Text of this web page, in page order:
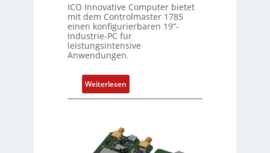
e
m
e
n
e
m
S
p
ICO Innovative Computer bietet
mit dem Controlmaster 1785
einen konfigurierbaren 19“-
Industrie-PC für
leistungsintensive
Anwendungen.
Weiterlesen:
1
Z
o